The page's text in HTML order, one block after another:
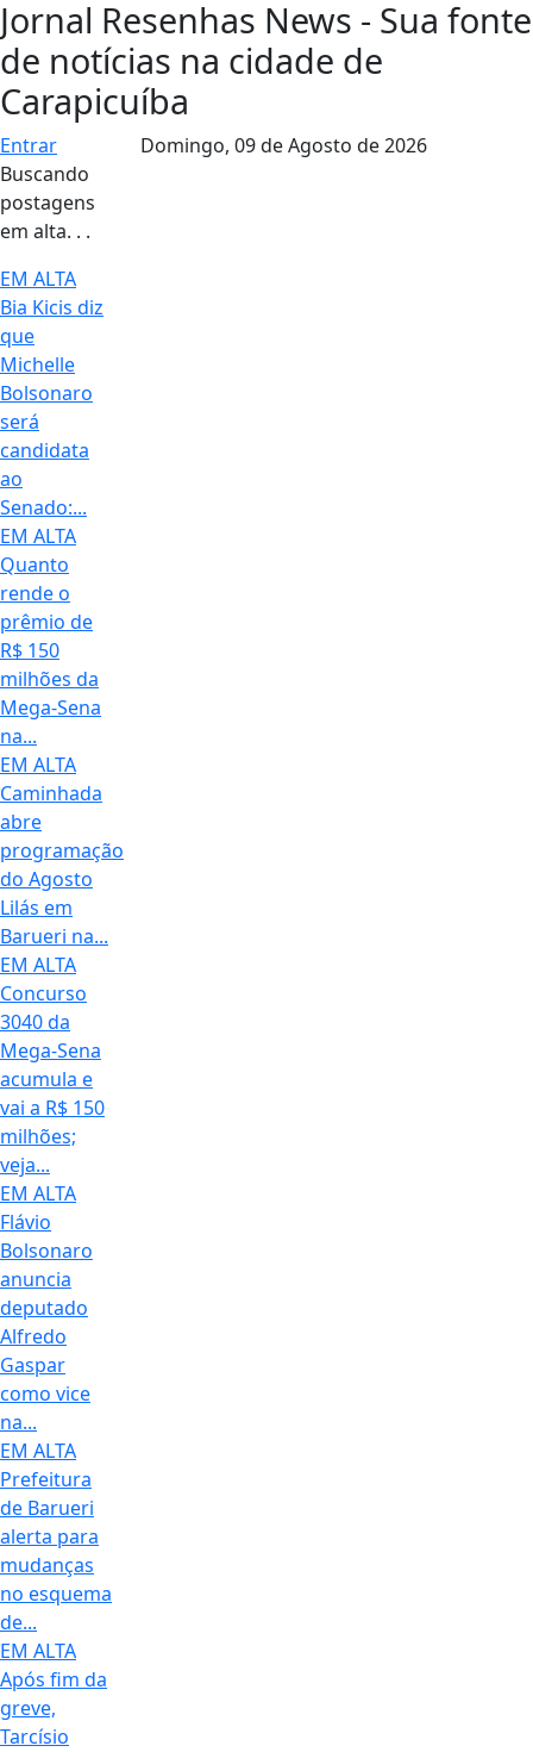
Jornal Resenhas News - Sua fonte
de notícias na cidade de
Carapicuíba
Entrar
Buscando
postagens
em alta. . .
EM ALTA
Bia Kicis diz
que
Michelle
Bolsonaro
será
candidata
ao
Senado:...
EM ALTA
Quanto
rende o
prêmio de
R$ 150
milhões da
Mega-Sena
na...
EM ALTA
Caminhada
abre
programação
do Agosto
Lilás em
Barueri na...
EM ALTA
Concurso
3040 da
Mega-Sena
acumula e
vai a R$ 150
milhões;
veja...
EM ALTA
Flávio
Bolsonaro
anuncia
deputado
Alfredo
Gaspar
como vice
na...
EM ALTA
Prefeitura
de Barueri
alerta para
mudanças
no esquema
de...
EM ALTA
Após fim da
greve,
Tarcísio
Domingo, 09 de Agosto de 2026